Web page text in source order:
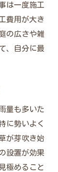
時期一覧
ント
ケジュ
ープ
か
見表
は一度施工
費用が大き
の広さや雑
、自分に最
量も多いた
に勢いよく
が芽吹き始
設置が効果
極めること